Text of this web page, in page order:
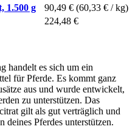
1.500 g
90,49 € (60,33 € / kg)
224,48 €
handelt es sich um ein
für Pferde. Es kommt ganz
aus und wurde entwickelt,
zu unterstützen. Das
gilt als gut verträglich und
deines Pferdes unterstützen.